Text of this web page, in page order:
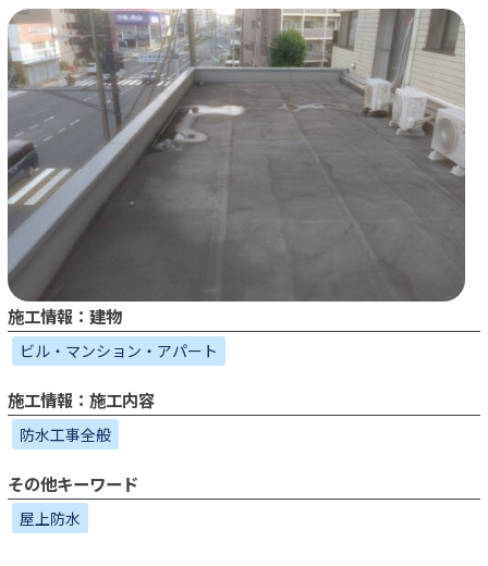
施工情報：建物
ビル・マンション・アパート
施工情報：施工内容
防水工事全般
その他キーワード
屋上防水